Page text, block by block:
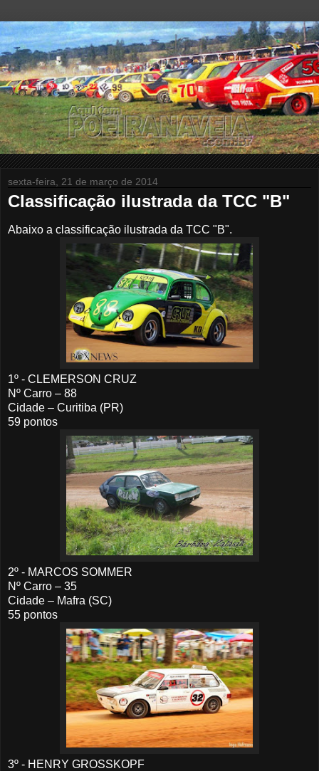
sexta-feira, 21 de março de 2014
Classificação ilustrada da TCC "B"
Abaixo a classificação ilustrada da TCC "B".
1º - CLEMERSON CRUZ
Nº Carro – 88
Cidade – Curitiba (PR)
59 pontos
2º - MARCOS SOMMER
Nº Carro – 35
Cidade – Mafra (SC)
55 pontos
3º - HENRY GROSSKOPF